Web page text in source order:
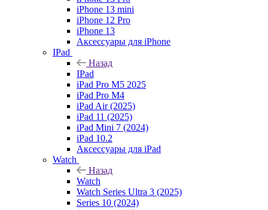
iPhone 13 mini
iPhone 12 Pro
iPhone 13
Аксессуары для iPhone
IPad
Назад
IPad
iPad Pro M5 2025
iPad Pro M4
iPad Air (2025)
iPad 11 (2025)
iPad Mini 7 (2024)
iPad 10.2
Аксессуары для iPad
Watch
Назад
Watch
Watch Series Ultra 3 (2025)
Series 10 (2024)